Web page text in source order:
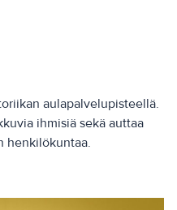
aulapalvelupisteellä.
ihmisiä sekä auttaa
henkilökuntaa.